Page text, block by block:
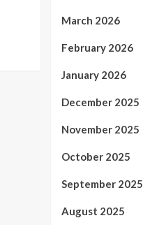
March 2026
February 2026
January 2026
December 2025
November 2025
October 2025
September 2025
August 2025